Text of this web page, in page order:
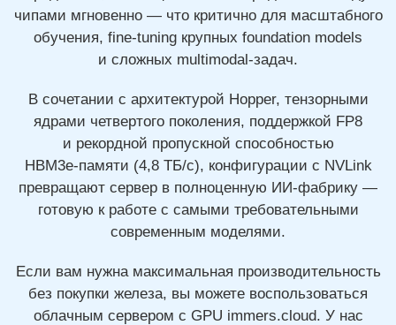
чипами мгновенно — что критично для масштабного
обучения, fine-tuning крупных foundation models
и сложных multimodal-задач.
В сочетании с архитектурой Hopper, тензорными
ядрами четвертого поколения, поддержкой FP8
и рекордной пропускной способностью
HBM3e-памяти (4,8 ТБ/с), конфигурации с NVLink
превращают сервер в полноценную ИИ-фабрику —
готовую к работе с самыми требовательными
современным моделями.
Если вам нужна максимальная производительность
без покупки железа, вы можете воспользоваться
облачным сервером с GPU immers.cloud. У нас